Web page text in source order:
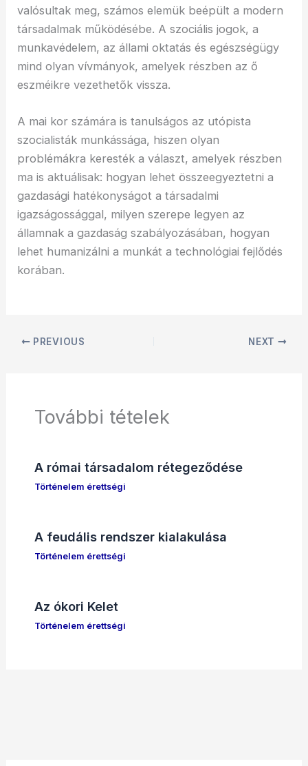
valósultak meg, számos elemük beépült a modern
társadalmak működésébe. A szociális jogok, a
munkavédelem, az állami oktatás és egészségügy
mind olyan vívmányok, amelyek részben az ő
eszméikre vezethetők vissza.
A mai kor számára is tanulságos az utópista
szocialisták munkássága, hiszen olyan
problémákra keresték a választ, amelyek részben
ma is aktuálisak: hogyan lehet összeegyeztetni a
gazdasági hatékonyságot a társadalmi
igazságossággal, milyen szerepe legyen az
államnak a gazdaság szabályozásában, hogyan
lehet humanizálni a munkát a technológiai fejlődés
korában.
PREVIOUS NEXT
További tételek
A római társadalom rétegeződése
Történelem érettségi
A feudális rendszer kialakulása
Történelem érettségi
Az ókori Kelet
Történelem érettségi